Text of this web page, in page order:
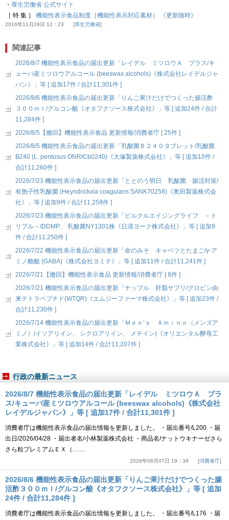
・ 厚生労働省 公式サイト
［ 特 集 ］ 機能性表示食品制度［機能性表示対応素材］ 《更新随時》
2016年11月29日 12：23 厚生労働省
関連記事
2026/8/7 機能性表示食品の届出更新「レイデル ミツロウＡ プラス/キ
ューバ産ミツロウアルコール (beeswax alcohols)《株式会社レイデルジャ
パン》」等 [ 追加17件 / 合計11,301件 ]
2026/8/6 機能性表示食品の届出更新「りんご果汁だけでつくった腸活酢
３００ｍｌ/グルコン酸《オタフクソース株式会社》」等 [ 追加24件 / 合計
11,284件 ]
2026/8/5【撤回】機能性表示食品 更新情報/消費者庁 [ 25件 ]
2026/8/5 機能性表示食品の届出更新「乳酸菌Ｂ２４０タブレット/乳酸菌
B240 (L. pentosus ONRICb0240)《大塚製薬株式会社》」等 [ 追加10件 /
合計11,260件 ]
2026/7/23 機能性表示食品の届出更新「ととのう明日 乳酸菌 腸活対策/
有胞子性乳酸菌 (Heyndrickxia coagulans SANK70258)《奥田製薬株式会
社》」等 [ 追加9件 / 合計11,259件 ]
2026/7/23 機能性表示食品の届出更新「ピルクルエイジングライフ －ト
リプル－/DDMP、 乳酸菌NY1301株《日清ヨーク株式会社》」等 [ 追加9
件 / 合計11,250件 ]
2026/7/22 機能性表示食品の届出更新「命のみそ キャベツとたまご/γ-ア
ミノ酪酸 (GABA)《株式会社ヨミテ》」等 [ 追加11件 / 合計11,241件 ]
2026/7/21【撤回】機能性表示食品 更新情報/消費者庁 [ 8件 ]
2026/7/21 機能性表示食品の届出更新「ナップル 肝脂サプリ/グロビン由
来テトラペプチド(WTQR)《エムジーファーマ株式会社》」等 [ 追加23件 /
合計11,230件 ]
2026/7/14 機能性表示食品の届出更新「Ｍｅｎ’ｓ Ａｍｉｎｏ（メンズア
ミノ）/イソアリイン、 シクロアリイン、 メチイン)《オリエンタル酵母工
業株式会社》」等 [ 追加14件 / 合計11,207件 ]
行政の最新ニュース
2026/8/7 機能性表示食品の届出更新「レイデル ミツロウＡ プラ
ス/キューバ産ミツロウアルコール (beeswax alcohols)《株式会社
レイデルジャパン》」等 [ 追加17件 / 合計11,301件 ]
消費者庁は機能性表示食品の届出情報を更新しました。 ・届出番号/L200 ・届
出日/2026/04/28 ・届出者名/小林製薬株式会社 ・商品名/ナットウキナーゼさら
さら粒プレミアムＥＸ（……
2026年08月07日 19：39 消費者庁
2026/8/6 機能性表示食品の届出更新「りんご果汁だけでつくった腸
活酢３００ｍｌ/グルコン酸《オタフクソース株式会社》」等 [ 追加
24件 / 合計11,284件 ]
消費者庁は機能性表示食品の届出情報を更新しました。 ・届出番号/L176 ・届